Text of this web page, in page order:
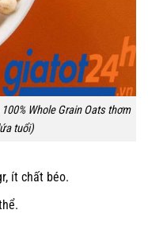
Whole Grain Oats thơm
tuổi)
ít chất béo.